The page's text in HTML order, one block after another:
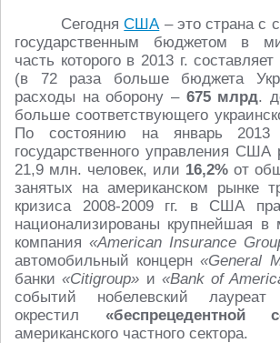
СегодняСША– это страна с
государственным бюджетом в
часть которого в 2013 г. составляет
(в 72 раза больше бюджета
расходы на оборону – 675 млрд.
больше соответствующего
По состоянию на январь
государственного управления США
21,9 млн. человек, или 16,2% от
занятых на американском рынке
кризиса 2008-2009 гг. в США
национализированы крупнейшая в
компания «American Insurance
автомобильный концерн«General
банки«Citigroup» и «Bank of
событий нобелевский
окрестил «беспрецедентной
американского частного сектора.